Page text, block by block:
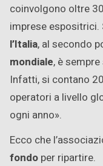
coinvolgono oltre
imprese espositrici.
l’Italia, al secondo
mondiale, è
Infatti, si contano
operatori a livello
ogni anno».
Ecco che
fondo per ripartire.